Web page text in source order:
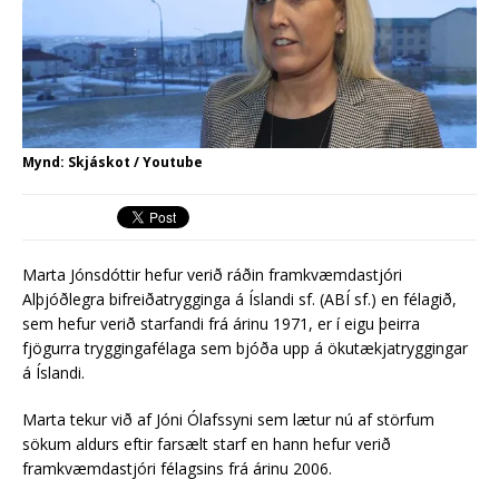
Mynd: Skjáskot / Youtube
Marta Jónsdóttir hefur verið ráðin framkvæmdastjóri
Alþjóðlegra bifreiðatrygginga á Íslandi sf. (ABÍ sf.) en félagið,
sem hefur verið starfandi frá árinu 1971, er í eigu þeirra
fjögurra tryggingafélaga sem bjóða upp á ökutækjatryggingar
á Íslandi.
Marta tekur við af Jóni Ólafssyni sem lætur nú af störfum
sökum aldurs eftir farsælt starf en hann hefur verið
framkvæmdastjóri félagsins frá árinu 2006.